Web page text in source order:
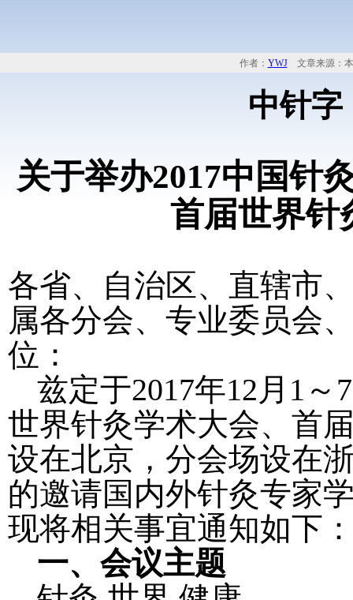
作者： YWJ文章来源：
中针字
关于举办2017中国针
首届世界针
各省、自治区、直辖市
属各分会、专业委员会
位：
兹定于2017年12 月 1 ～ 7
世界针灸学术大会、首
设在北京，分会场设在
的邀请国内外针灸专家
现将相关事宜通知如下
一、会议主题